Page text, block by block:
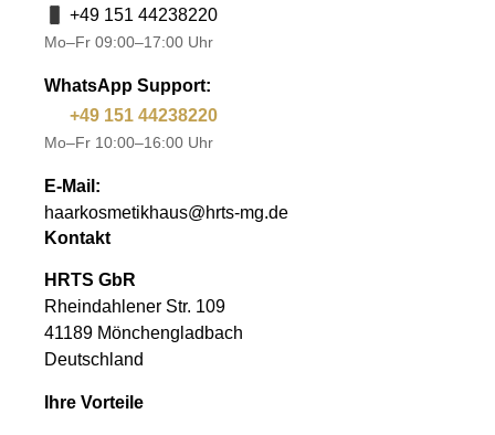
+49 151 44238220
Mo–Fr 09:00–17:00 Uhr
WhatsApp Support:
+49 151 44238220
Mo–Fr 10:00–16:00 Uhr
E-Mail:
haarkosmetikhaus@hrts-mg.de
Kontakt
HRTS GbR
Rheindahlener Str. 109
41189 Mönchengladbach
Deutschland
Ihre Vorteile